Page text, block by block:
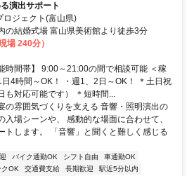
演出サポート
ロジェクト(富山県)
の結婚式場 富山県美術館より徒歩3分
場 240分）
時間帯】 9:00～21:00の間で相談可能 ＜稼
4時間～OK！ ・週1、2日～OK！ ＊土日祝
も対応可能です） ＊短時間...
の雰囲気づくりを支える 音響・照明演出の
入場シーンや、 感動的な場面に合わせて、
トします。 「音響」と聞くと難しく感じる
バイク通勤OK シフト自由
車通勤OK
クOK 交通費支給 長期歓迎
駅近5分以内